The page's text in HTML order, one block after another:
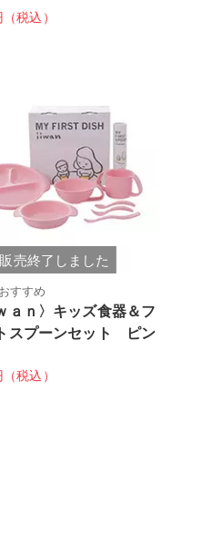
税込）
販売終了しました
すすめ
ａｎ〉キッズ食器＆フ
スプーンセット ピン
税込）